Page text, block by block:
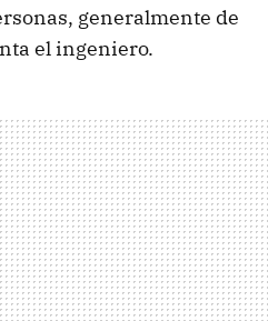
generalmente de
el ingeniero.